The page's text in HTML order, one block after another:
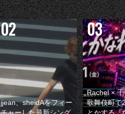
jjean、sheidAをフィー
Rachel ×
歌舞伎町で